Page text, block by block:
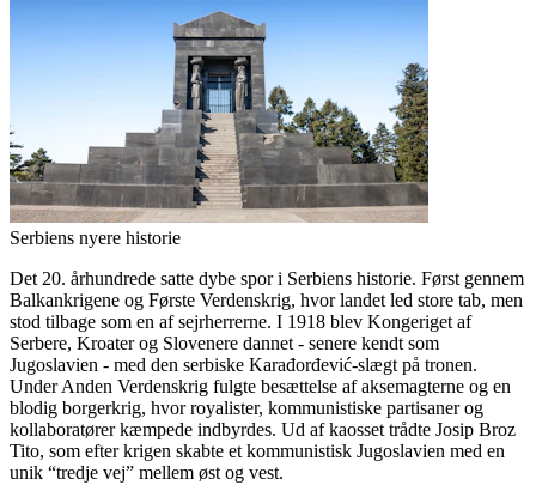
Serbiens nyere historie
Det 20. århundrede satte dybe spor i Serbiens historie. Først gennem
Balkankrigene og Første Verdenskrig, hvor landet led store tab, men
stod tilbage som en af sejrherrerne. I 1918 blev Kongeriget af
Serbere, Kroater og Slovenere dannet - senere kendt som
Jugoslavien - med den serbiske Karađorđević-slægt på tronen.
Under Anden Verdenskrig fulgte besættelse af aksemagterne og en
blodig borgerkrig, hvor royalister, kommunistiske partisaner og
kollaboratører kæmpede indbyrdes. Ud af kaosset trådte Josip Broz
Tito, som efter krigen skabte et kommunistisk Jugoslavien med en
unik “tredje vej” mellem øst og vest.